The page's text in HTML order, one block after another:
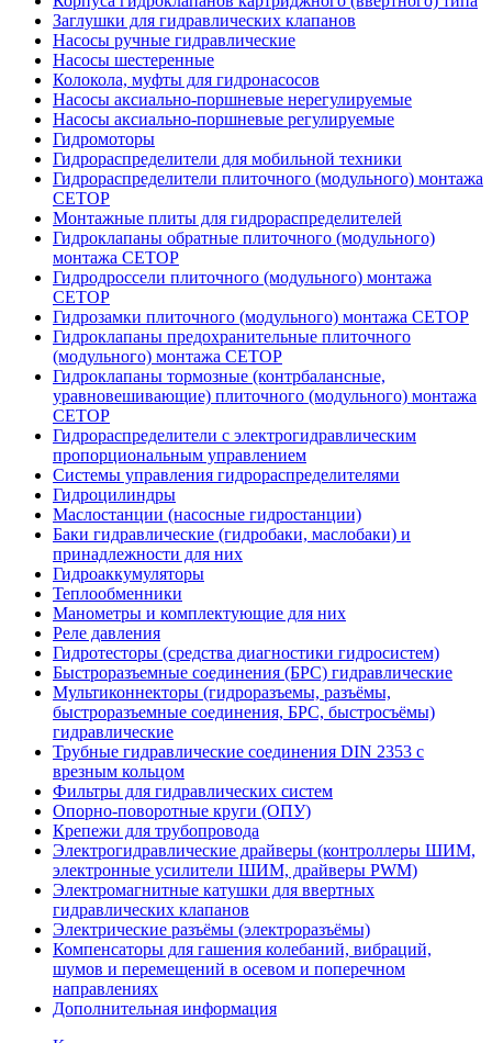
Заглушки для гидравлических клапанов
Насосы ручные гидравлические
Насосы шестеренные
Колокола, муфты для гидронасосов
Насосы аксиально-поршневые нерегулируемые
Насосы аксиально-поршневые регулируемые
Гидромоторы
Гидрораспределители для мобильной техники
Гидрораспределители плиточного (модульного) монтажа
СЕТОР
Монтажные плиты для гидрораспределителей
Гидроклапаны обратные плиточного (модульного)
монтажа CETOP
Гидродроссели плиточного (модульного) монтажа
CETOP
Гидрозамки плиточного (модульного) монтажа CETOP
Гидроклапаны предохранительные плиточного
(модульного) монтажа CETOP
Гидроклапаны тормозные (контрбалансные,
уравновешивающие) плиточного (модульного) монтажа
CETOP
Гидрораспределители с электрогидравлическим
пропорциональным управлением
Системы управления гидрораспределителями
Гидроцилиндры
Маслостанции (насосные гидростанции)
Баки гидравлические (гидробаки, маслобаки) и
принадлежности для них
Гидроаккумуляторы
Теплообменники
Манометры и комплектующие для них
Реле давления
Гидротесторы (средства диагностики гидросистем)
Быстроразъемные соединения (БРС) гидравлические
Мультиконнекторы (гидроразъемы, разъёмы,
быстроразъемные соединения, БРС, быстросъёмы)
гидравлические
Трубные гидравлические соединения DIN 2353 с
врезным кольцом
Фильтры для гидравлических систем
Опорно-поворотные круги (ОПУ)
Крепежи для трубопровода
Электрогидравлические драйверы (контроллеры ШИМ,
электронные усилители ШИМ, драйверы PWM)
Электромагнитные катушки для ввертных
гидравлических клапанов
Электрические разъёмы (электроразъёмы)
Компенсаторы для гашения колебаний, вибраций,
шумов и перемещений в осевом и поперечном
направлениях
Дополнительная информация